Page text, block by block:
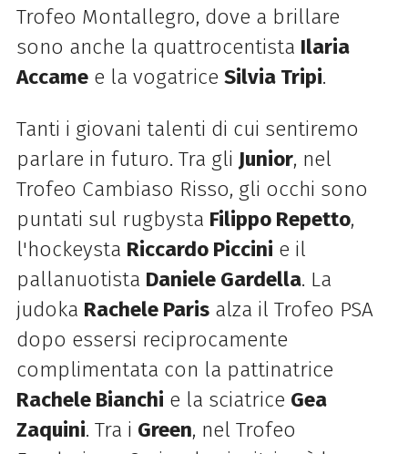
Trofeo Montallegro, dove a brillare
sono anche la quattrocentista Ilaria
Accamee la vogatrice Silvia Tripi.
Tanti i giovani talenti di cui sentiremo
parlare in futuro. Tra gli Junior, nel
Trofeo Cambiaso Risso, gli occhi sono
puntati sul rugbysta Filippo Repetto,
l'hockeysta Riccardo Piccini e il
pallanuotista Daniele Gardella. La
judoka Rachele Parisalza il Trofeo PSA
dopo essersi reciprocamente
complimentata con la pattinatrice
Rachele Bianchi e la sciatrice Gea
Zaquini. Tra i Green, nel Trofeo